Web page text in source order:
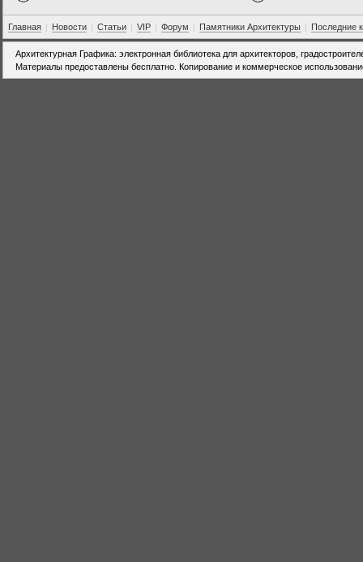
Главная | Новости | Статьи | VIP | Форум | Памятники Архитектуры | Последние
Архитектурная Графика: электронная библиотека для архитекторов,
Материалы предоставлены бесплатно. Копирование и коммерческое